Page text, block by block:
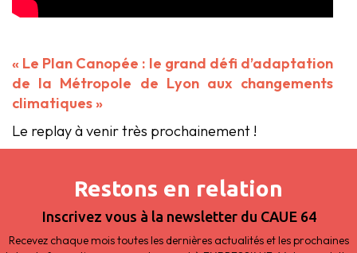
« Le Plan Canopée : le grand défi d’adaptation
de la Métropole de Lyon aux changements
climatiques »
Le replay à venir très prochainement !
Restons en relation
Inscrivez vous à la newsletter du CAUE 64
Recevez chaque mois toutes les dernières actualités et les prochaines